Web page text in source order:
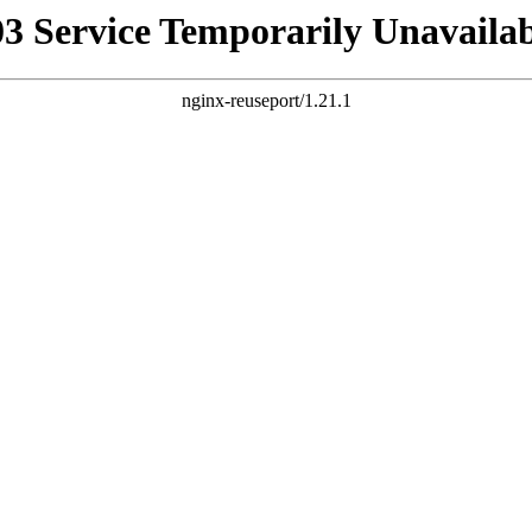
Service Temporarily
nginx-reuseport/1.21.1